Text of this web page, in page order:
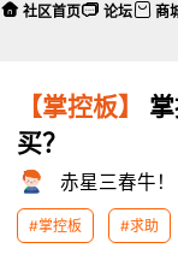
【掌控板】
买？
赤星三春牛！
#掌控板 #求助
社区首页 论坛 商